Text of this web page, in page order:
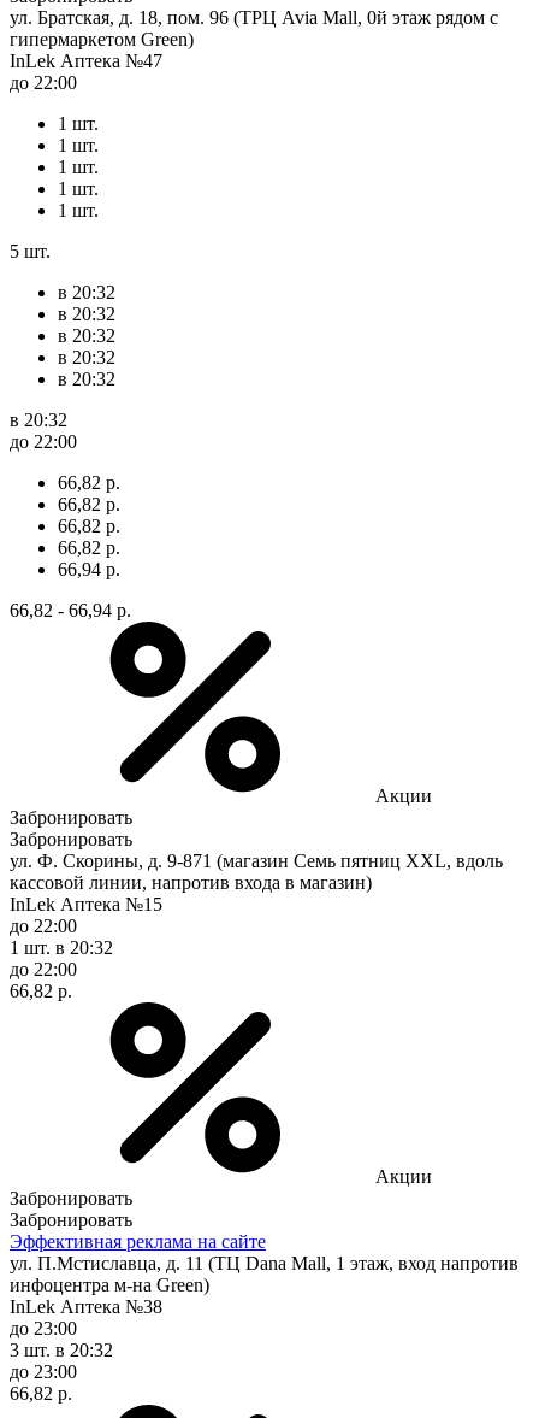
ул. Братская, д. 18, пом. 96 (ТРЦ Avia Mall, 0й этаж рядом с
гипермаркетом Green)
InLek Аптека №47
до 22:00
1 шт.
1 шт.
1 шт.
1 шт.
1 шт.
5 шт.
в 20:32
в 20:32
в 20:32
в 20:32
в 20:32
в 20:32
до 22:00
66,82 р.
66,82 р.
66,82 р.
66,82 р.
66,94 р.
66,82 - 66,94 р.
Акции
Забронировать
Забронировать
ул. Ф. Скорины, д. 9-871 (магазин Семь пятниц XXL, вдоль
кассовой линии, напротив входа в магазин)
InLek Аптека №15
до 22:00
1 шт. в 20:32
до 22:00
66,82 р.
Акции
Забронировать
Забронировать
Эффективная реклама на сайте
ул. П.Мстиславца, д. 11 (ТЦ Dana Mall, 1 этаж, вход напротив
инфоцентра м-на Green)
InLek Аптека №38
до 23:00
3 шт. в 20:32
до 23:00
66,82 р.